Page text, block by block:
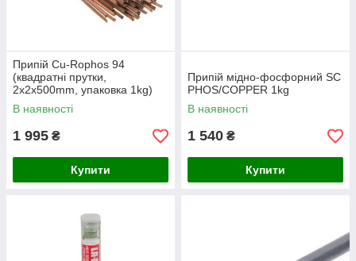
Припій Cu-Rophos 94
(квадратні прутки,
2x2x500mm, упаковка 1kg)
В наявності
1 995 ₴
Купити
Припій мідно-фосфорний SC
PHOS/COPPER 1kg
В наявності
1 540 ₴
Купити